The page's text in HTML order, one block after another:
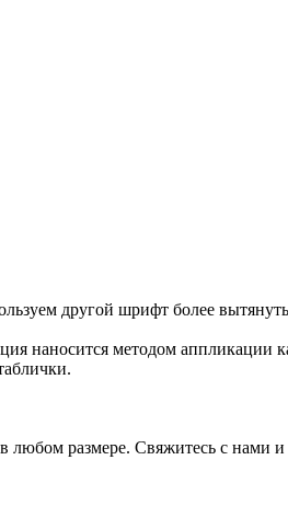
другой шрифт более
наносится методом аппликации
размере. Свяжитесь с нами